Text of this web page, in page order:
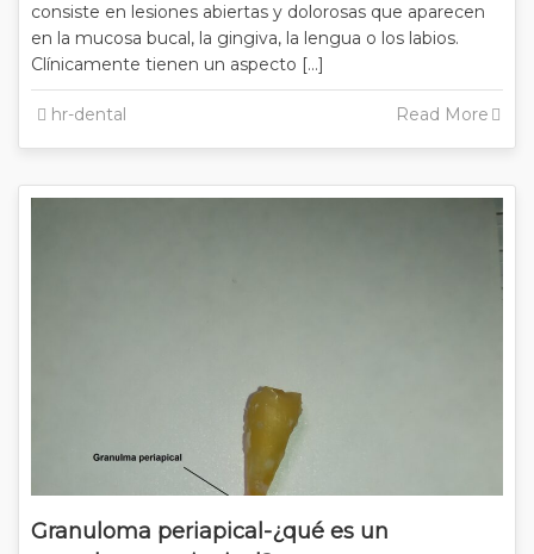
consiste en lesiones abiertas y dolorosas que aparecen
en la mucosa bucal, la gingiva, la lengua o los labios.
Clínicamente tienen un aspecto […]
hr-dental Read More
Granuloma periapical-¿qué es un